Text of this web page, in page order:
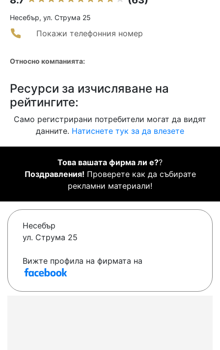
Несебър, ул. Струма 25
Покажи телефонния номер
Относно компанията:
Ресурси за изчисляване на
рейтингите:
Само регистрирани потребители могат да видят
данните. Натиснете тук за да влезете
Това вашата фирма ли е??
Поздравления! Проверете как да събирате
рекламни материали!
Несебър
ул. Струма 25
Вижте профила на фирмата на